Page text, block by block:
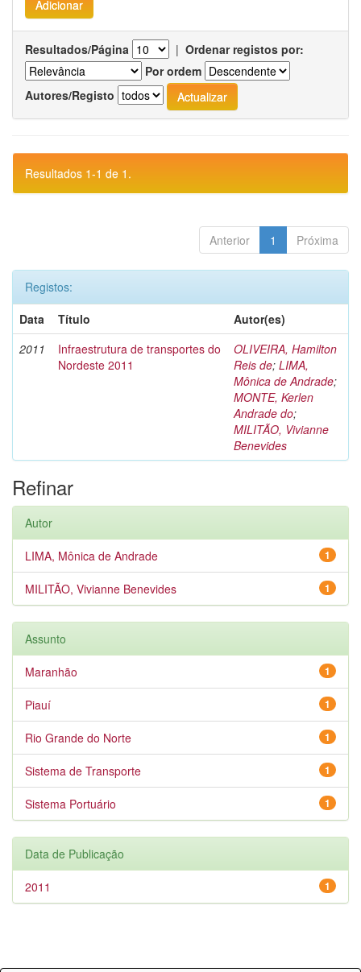
Resultados/Página | Ordenar registos por:
Por ordem
Autores/Registo
Resultados 1-1 de 1.
Anterior 1 Próxima
Registos:
Data
Título
Autor(es)
2011
Infraestrutura de transportes do
Nordeste 2011
OLIVEIRA, Hamilton
Reis de; LIMA,
Mônica de Andrade;
MONTE, Kerlen
Andrade do;
MILITÃO, Vivianne
Benevides
Refinar
Autor
1
LIMA, Mônica de Andrade
1
MILITÃO, Vivianne Benevides
Assunto
1
Maranhão
1
Piauí
1
Rio Grande do Norte
1
Sistema de Transporte
1
Sistema Portuário
Data de Publicação
1
2011